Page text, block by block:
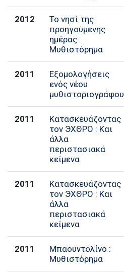
2012
Το νησί της
προηγούμενης
ημέρας :
Μυθιστόρημα
2011
Εξομολογήσεις
ενός νέου
μυθιστοριογράφου
2011
Κατασκευάζοντας
τον ЭХΘРΟ : Και
άλλα
περιστασιακά
κείμενα
2011
Κατασκευάζοντας
τον ЭХΘРΟ : Και
άλλα
περιστασιακά
κείμενα
2011
Μπαουντολίνο :
Μυθιστόρημα